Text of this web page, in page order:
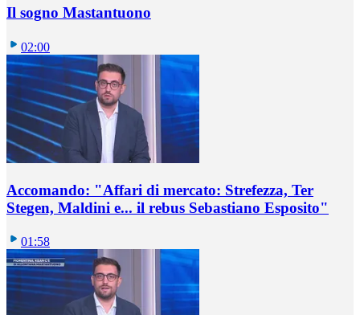
Il sogno Mastantuono
02:00
Accomando: "Affari di mercato: Strefezza, Ter
Stegen, Maldini e... il rebus Sebastiano Esposito"
01:58